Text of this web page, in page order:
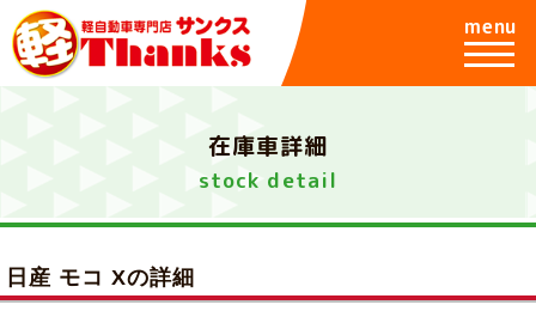
menu
在庫車詳細
stock detail
日産 モコ Xの詳細